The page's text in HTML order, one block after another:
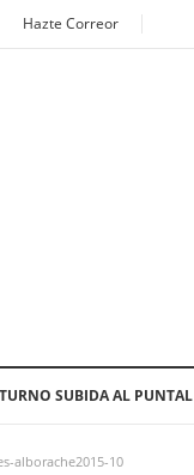
Hazte Correor
SUBIDA AL PUNTAL
alborache2015-10